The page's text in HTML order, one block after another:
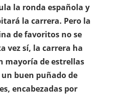
la ronda española y
la carrera. Pero la
de favoritos no se
vez sí, la carrera ha
mayoría de estrellas
buen puñado de
encabezadas por